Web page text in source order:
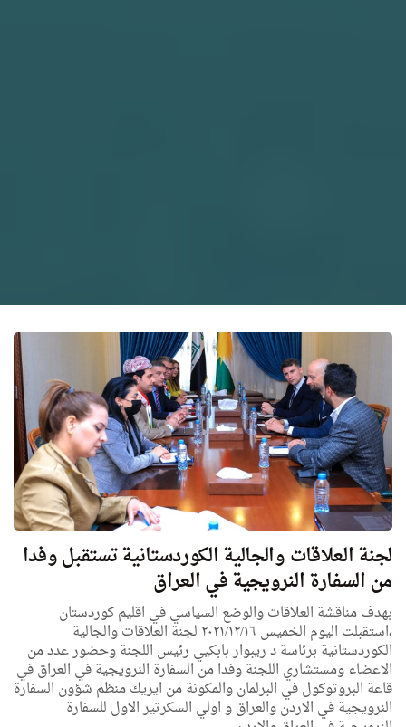
لجنة العلاقات والجالية الكوردستانية تستقبل وفدا
من السفارة النرويجية في العراق
بهدف مناقشة العلاقات والوضع السياسي في اقليم كوردستان
،استقبلت اليوم الخميس ٢٠٢١/١٢/١٦ لجنة العلاقات والجالية
الكوردستانية برئاسة د ريبوار بابكيي رئيس اللجنة وحضور عدد من
الاعضاء ومستشاري اللجنة وفدا من السفارة النرويجية في العراق في
قاعة البروتوكول في البرلمان والمكونة من ايريك منظم شؤون السفارة
النرويجية في الاردن والعراق و اولي السكرتير الاول للسفارة